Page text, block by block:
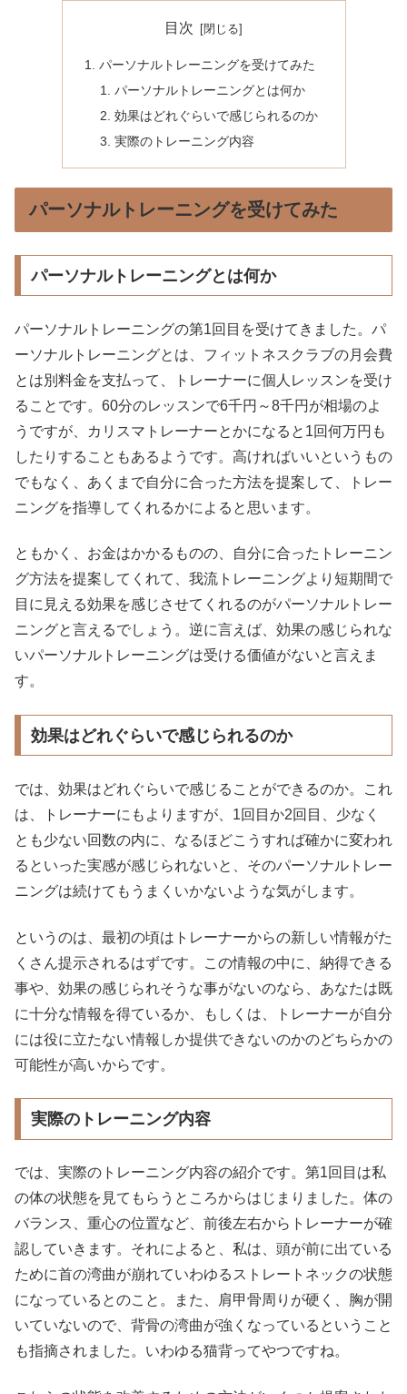
目次
パーソナルトレーニングを受けてみた
パーソナルトレーニングとは何か
効果はどれぐらいで感じられるのか
実際のトレーニング内容
パーソナルトレーニングを受けてみた
パーソナルトレーニングとは何か
パーソナルトレーニングの第1回目を受けてきました。パ
ーソナルトレーニングとは、フィットネスクラブの月会費
とは別料金を支払って、トレーナーに個人レッスンを受け
ることです。60分のレッスンで6千円～8千円が相場のよ
うですが、カリスマトレーナーとかになると1回何万円も
したりすることもあるようです。高ければいいというもの
でもなく、あくまで自分に合った方法を提案して、トレー
ニングを指導してくれるかによると思います。
ともかく、お金はかかるものの、自分に合ったトレーニン
グ方法を提案してくれて、我流トレーニングより短期間で
目に見える効果を感じさせてくれるのがパーソナルトレー
ニングと言えるでしょう。逆に言えば、効果の感じられな
いパーソナルトレーニングは受ける価値がないと言えま
す。
効果はどれぐらいで感じられるのか
では、効果はどれぐらいで感じることができるのか。これ
は、トレーナーにもよりますが、1回目か2回目、少なく
とも少ない回数の内に、なるほどこうすれば確かに変われ
るといった実感が感じられないと、そのパーソナルトレー
ニングは続けてもうまくいかないような気がします。
というのは、最初の頃はトレーナーからの新しい情報がた
くさん提示されるはずです。この情報の中に、納得できる
事や、効果の感じられそうな事がないのなら、あなたは既
に十分な情報を得ているか、もしくは、トレーナーが自分
には役に立たない情報しか提供できないのかのどちらかの
可能性が高いからです。
実際のトレーニング内容
では、実際のトレーニング内容の紹介です。第1回目は私
の体の状態を見てもらうところからはじまりました。体の
バランス、重心の位置など、前後左右からトレーナーが確
認していきます。それによると、私は、頭が前に出ている
ために首の湾曲が崩れていわゆるストレートネックの状態
になっているとのこと。また、肩甲骨周りが硬く、胸が開
いていないので、背骨の湾曲が強くなっているということ
も指摘されました。いわゆる猫背ってやつですね。